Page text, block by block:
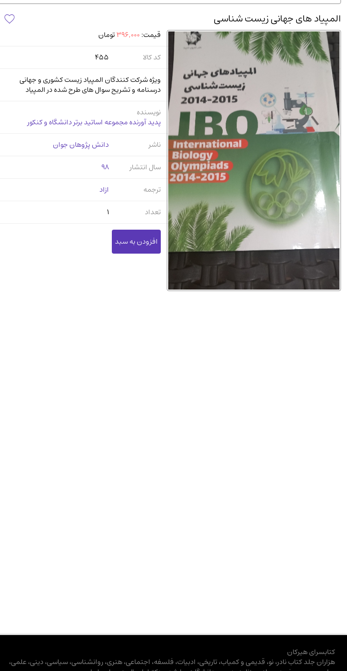
دانشگاه پیامـ نور(10)
المپیاد های جهانی زیست شناسی
قیمت: 396,000تومان
کد کالا
455
ویژه شرکت کنندگان المپیاد زیست کشوری و جهانی
درسنامه و تشریح سوال های طرح شده در المپیاد
نویسنده
پدید آورنده مجموعه اساتید برتر دانشگاه و کنکور
ناشر
دانش پژوهان جوان
سال انتشار
98
ترجمه
ازاد
تعداد
1
کتابسرای هیرکان
هزاران جلد کتاب نادر، نو، قدیمی و کمیاب، تاریخی، ادبیات، فلسفه، اجتماعی، هنری، روانشناسی، سیاسی، دینی، علمی،